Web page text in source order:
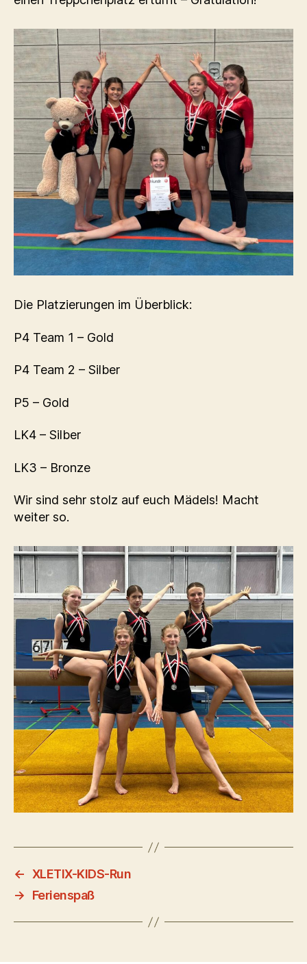
Die Platzierungen im Überblick:
P4 Team 1 – Gold
P4 Team 2 – Silber
P5 – Gold
LK4 – Silber
LK3 – Bronze
Wir sind sehr stolz auf euch Mädels! Macht
weiter so.
← XLETIX-KIDS-Run
→
Ferienspaß